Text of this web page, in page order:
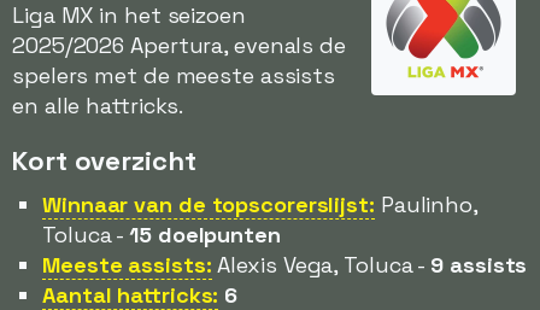
Liga MX in het seizoen
2025/2026 Apertura, evenals de
spelers met de meeste assists
en alle hattricks.
Kort overzicht
Winnaar van de topscorerslijst: Paulinho,
Toluca -15 doelpunten
Meeste assists: Alexis Vega, Toluca - 9 assists
Aantal hattricks: 6